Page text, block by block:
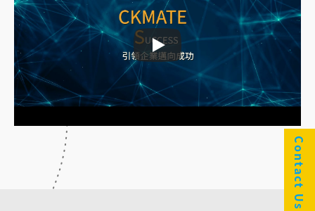
Contact Us